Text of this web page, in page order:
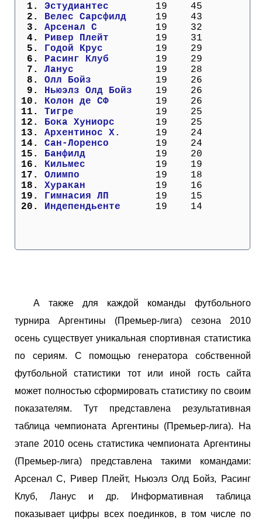
  1.
Эстудиантес
  19    45
  2.
Велес Сарсфилд
  19    43
  3.
Арсенал С
  19    32
  4.
Ривер Плейт
  19    31
  5.
Годой Крус
  19    29
  6.
Расинг Клуб
  19    29
  7.
Ланус
  19    28
  8.
Олл Бойз
  19    26
  9.
Ньюэлз Олд Бойз
  19    26
10.
Колон де СФ
  19    26
11. Тигре
  19    25
12.
Бока Хуниорс
  19    25
13. Архентинос Х.
  19    24
14. Сан-Лоренсо
  19    24
15.
Банфилд
  19    20
16.
Кильмес
  19    19
17. Олимпо
  19    18
18. Хуракан
  19    16
19.
Гимнасия ЛП
  19    15
20.
Индепендьенте
  19    14
А также для каждой команды футбольного
турнира Аргентины (Премьер-лига) сезона 2010
осень существует уникальная спортивная статистика
по сериям. С помощью генератора собственной
футбольной статистики тот или иной гость сайта
может полностью сформировать статистику по своим
показателям. Тут представлена результативная
таблица чемпионата Аргентины (Премьер-лига). На
этапе 2010 осень статистика чемпионата Аргентины
(Премьер-лига) представлена такими командами:
Арсенал С, Ривер Плейт, Ньюэлз Олд Бойз, Расинг
Клуб, Ланус и др. Информативная таблица
показывает цифры всех поединков, в том числе по